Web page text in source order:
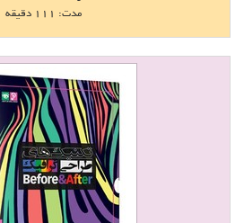
مدت: 111 دقيقه